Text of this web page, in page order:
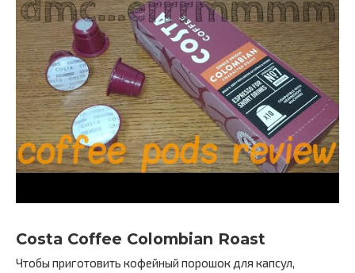
Costa Coffee Colombian Roast
Чтобы приготовить кофейный порошок для капсул,